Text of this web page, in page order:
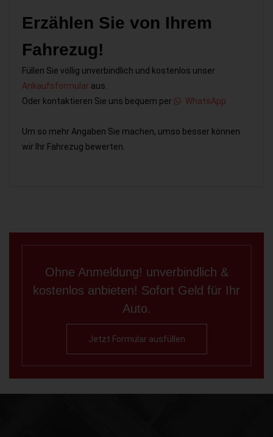
Erzählen Sie von Ihrem
Fahrezug!
Füllen Sie völlig unverbindlich und kostenlos unser
Ankaufsformular aus.
Oder kontaktieren Sie uns bequem per
WhatsApp
Um so mehr Angaben Sie machen, umso besser können
wir Ihr Fahrezug bewerten.
Ohne Anmeldung! unverbindlich &
kostenlos anbieten! Sofort Geld für Ihr
Auto.
Jetzt Formular ausfüllen